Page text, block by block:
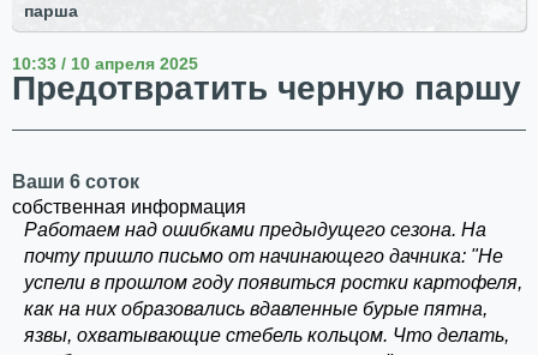
парша
10:33 / 10 апреля 2025
Предотвратить черную паршу
Ваши 6 соток
собственная информация
Работаем над ошибками предыдущего сезона. На
почту пришло письмо от начинающего дачника: "Не
успели в прошлом году появиться ростки картофеля,
как на них образовались вдавленные бурые пятна,
язвы, охватывающие стебель кольцом. Что делать,